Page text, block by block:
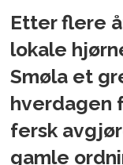
Etter flere
lokale
Smøla et
hverdagen
fersk
gamle